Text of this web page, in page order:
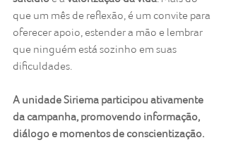
que um mês de reflexão, é um convite para
oferecer apoio, estender a mão e lembrar
que ninguém está sozinho em suas
dificuldades.
A unidade Siriema participou ativamente
da campanha, promovendo informação,
diálogo e momentos de conscientização.